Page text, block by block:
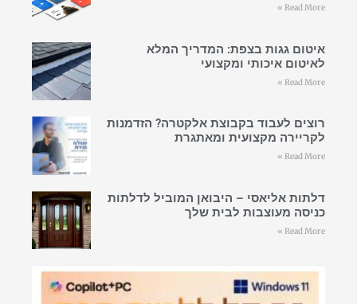
Read More »
איטום גגות בצפת: המדריך המלא
לאיטום איכותי ומקצועי
Read More »
רוצים לעבוד בקבוצת אלקטרה? הזדמנות
לקריירה מקצועית ומאתגרת
Read More »
דלתות אליאסי – היבואן המוביל לדלתות
כניסה מעוצבות לבית שלך
Read More »